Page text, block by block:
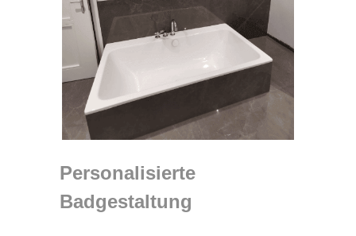
Personalisierte
Badgestaltung